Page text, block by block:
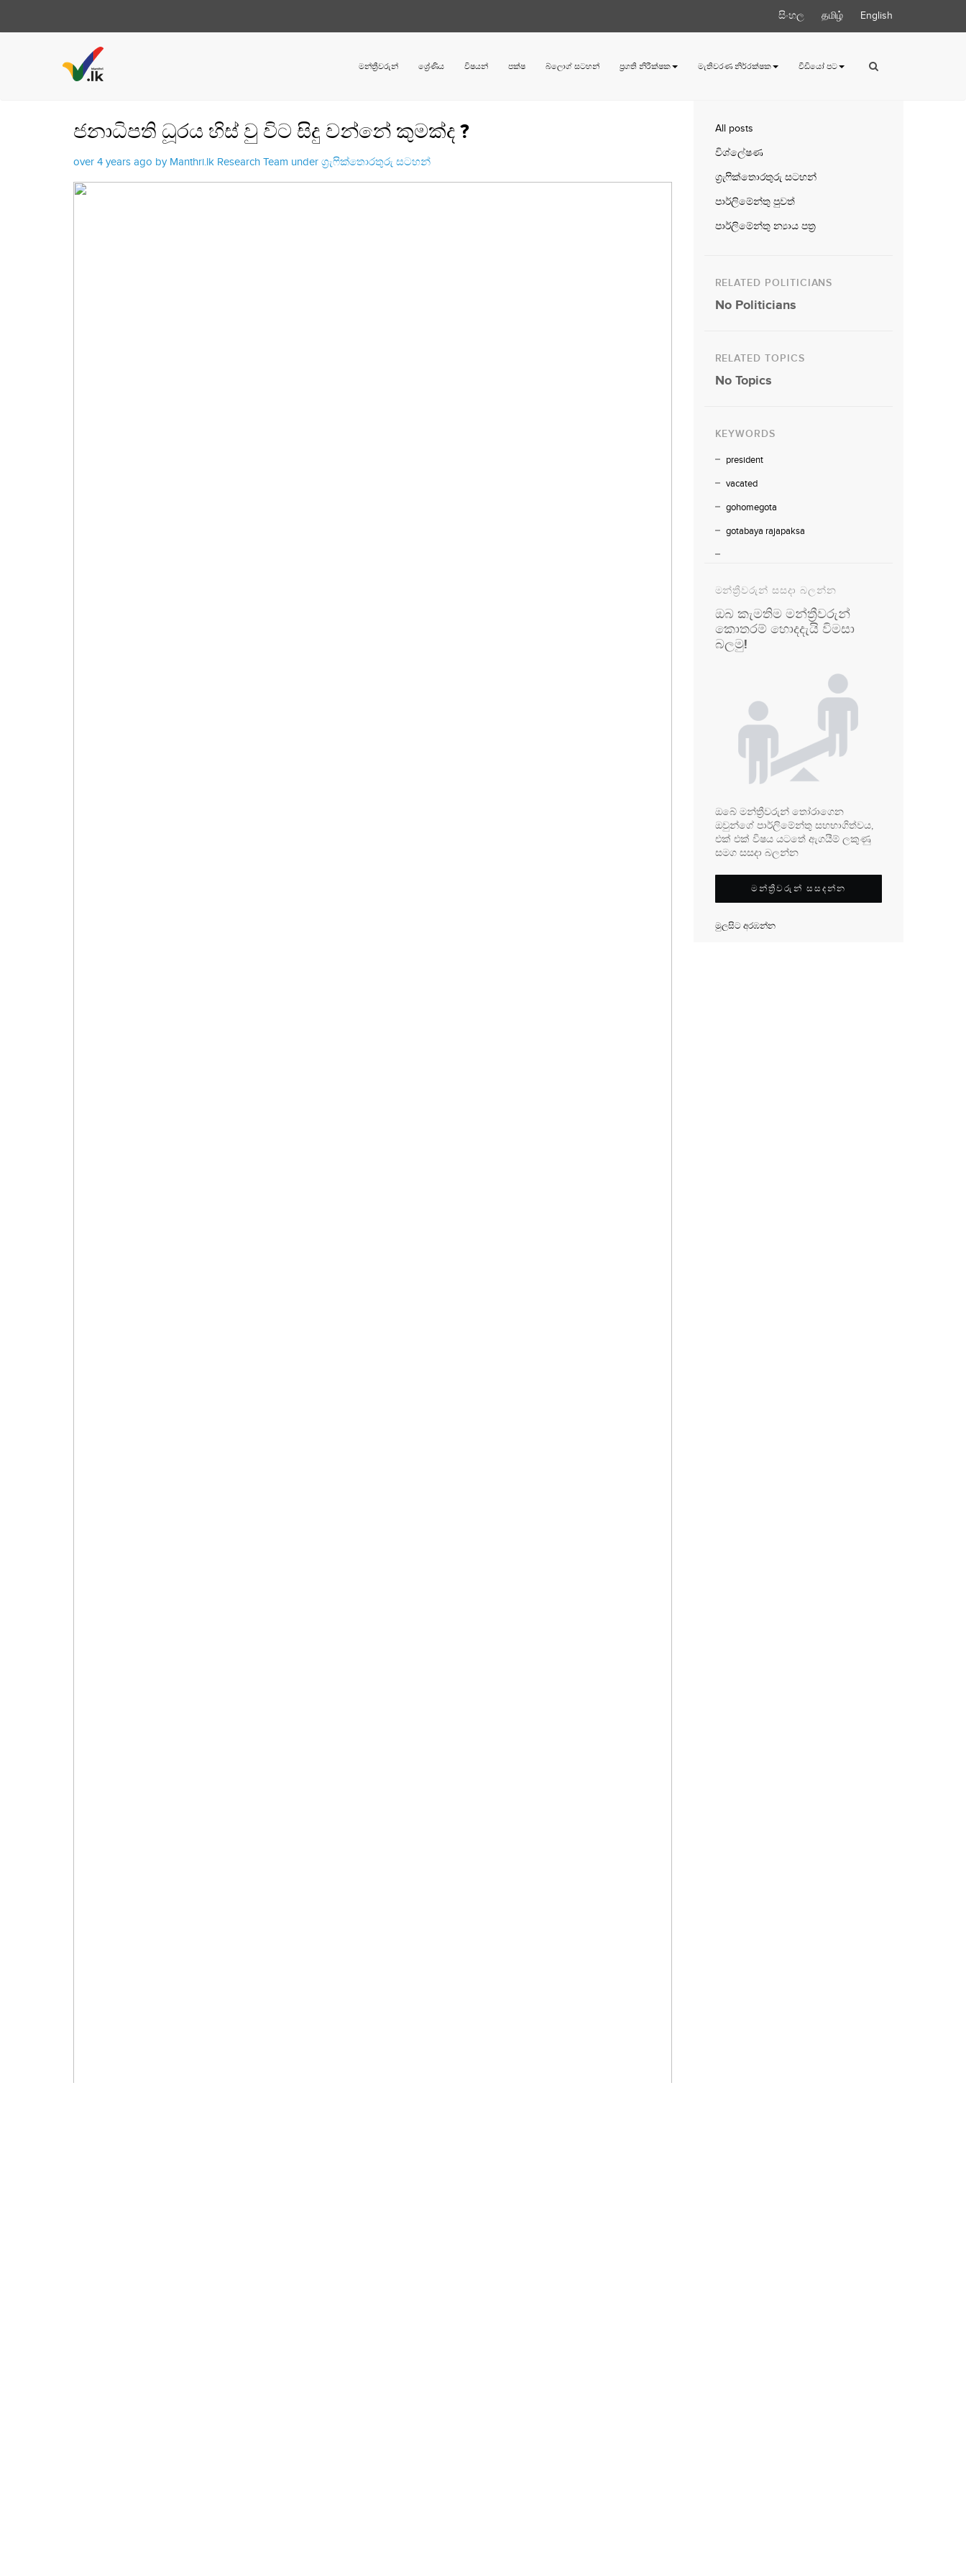
සිංහල தமிழ் English
මන්ත්‍රීවරුන් ශ්‍රේණිය විෂයන් පක්ෂ බ්ලොග් සටහන් ප්‍රගති නිරීක්ෂක මැතිවරණ නිර්‍රක්ෂක වීඩියෝ පට
ජනාධිපති ධූරය හිස් වු විට සිදු වන්නේ කුමක්ද ?
over 4 years ago by Manthri.lk Research Team under ග්‍රැෆික්තොරතුරු සටහන්
All posts
විශ්ලේෂණ
ග්‍රැෆික්තොරතුරු සටහන්
පාර්ලිමේන්තු පුවත්
පාර්ලිමේන්තු න්‍යාය පත්‍ර
RELATED POLITICIANS
No Politicians
RELATED TOPICS
No Topics
KEYWORDS
president
vacated
gohomegota
gotabaya rajapaksa
මන්ත්‍රීවරුන් සසදා බලන්න
ඔබ කැමතිම මන්ත්‍රීවරුන්
කොතරම් හොදදැයි විමසා
බලමු!
ඔබේ මන්ත්‍රීවරුන් තෝරාගෙන
ඔවුන්ගේ පාර්ලිමේන්තු සහභාගිත්වය,
එක් එක් විෂය යටතේ ඇගයීම් ලකුණු
සමග සසදා බලන්න
මන්ත්‍රීවරුන් සසදන්න
මුලසිට අරඹන්න